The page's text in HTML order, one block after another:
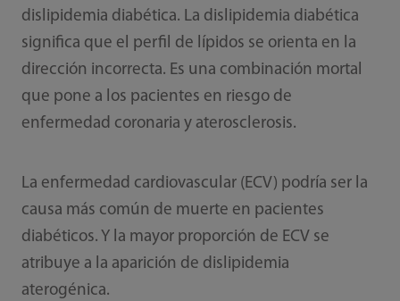
dislipidemia diabética. La dislipidemia diabética
significa que el perfil de lípidos se orienta en la
dirección incorrecta. Es una combinación mortal
que pone a los pacientes en riesgo de
enfermedad coronaria y aterosclerosis.
La enfermedad cardiovascular (ECV) podría ser la
causa más común de muerte en pacientes
diabéticos. Y la mayor proporción de ECV se
atribuye a la aparición de dislipidemia
aterogénica.